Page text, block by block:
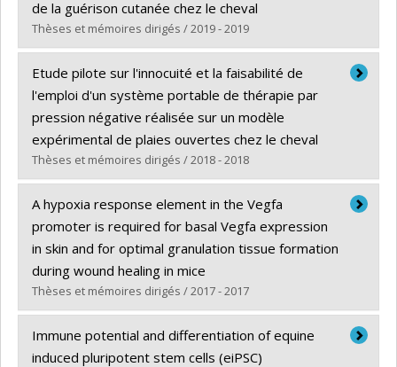
Lien vers le document dans Papyrus
de la guérison cutanée chez le cheval
Thèses et mémoires dirigés / 2019 - 2019
Graduate :Dubuc, Valérie
Cycle :Master's
Grade :M. Sc.
Lien vers le document dans Papyrus
Etude pilote sur l'innocuité et la faisabilité de
l'emploi d'un système portable de thérapie par
pression négative réalisée sur un modèle
expérimental de plaies ouvertes chez le cheval
Thèses et mémoires dirigés / 2018 - 2018
Graduate :Kamus, Louis
Cycle :Master's
Grade :M. Sc.
Lien vers le document dans Papyrus
A hypoxia response element in the Vegfa
promoter is required for basal Vegfa expression
in skin and for optimal granulation tissue formation
during wound healing in mice
Thèses et mémoires dirigés / 2017 - 2017
Graduate :Ciarlillo, Domenic
Cycle :Master's
Immune potential and differentiation of equine
induced pluripotent stem cells (eiPSC)